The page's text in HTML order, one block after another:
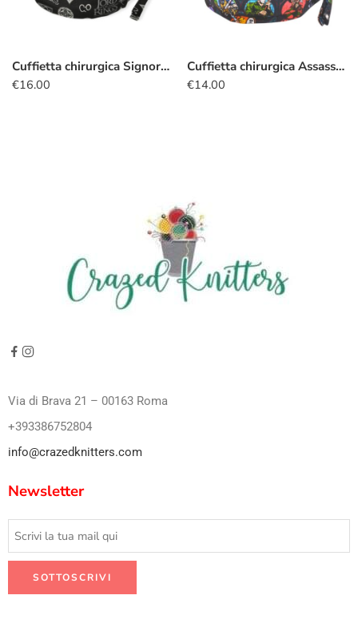
Cuffietta chirurgica Signore degli Anelli
€16.00
Cuffietta chirurgica Assassini horror
€14.00
Via di Brava 21 – 00163 Roma
+393386752804
info@crazedknitters.com
Newsletter